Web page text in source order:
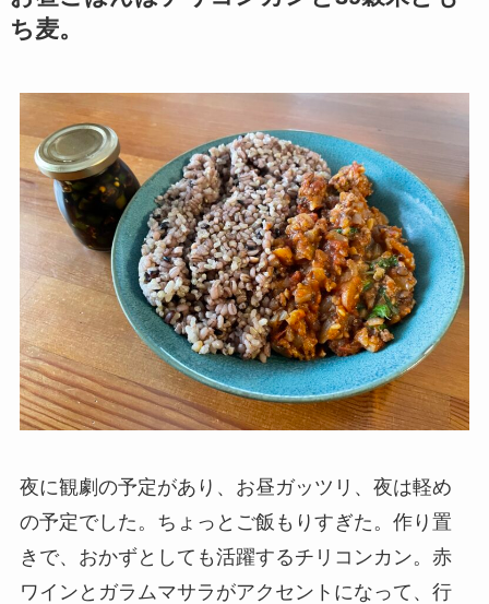
ち麦。
夜に観劇の予定があり、お昼ガッツリ、夜は軽め
の予定でした。ちょっとご飯もりすぎた。作り置
きで、おかずとしても活躍するチリコンカン。赤
ワインとガラムマサラがアクセントになって、行